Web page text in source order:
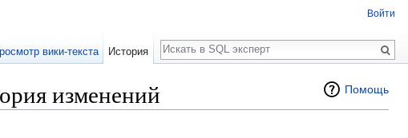
Помощь
изменений
Войти
вики-текста История
Поиск